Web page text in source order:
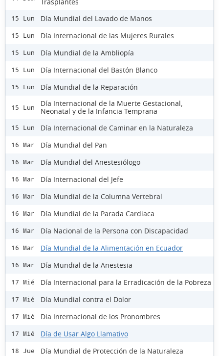
Trasplantes
15 Lun Día Mundial del Lavado de Manos
15 Lun Día Internacional de las Mujeres Rurales
15 Lun Día Mundial de la Ambliopía
15 Lun Día Internacional del Bastón Blanco
15 Lun Día Mundial de la Reparación
15 Lun
Día Internacional de la Muerte Gestacional,
Neonatal y de la Infancia Temprana
15 Lun Día Internacional de Caminar en la Naturaleza
16 Mar Día Mundial del Pan
16 Mar Día Mundial del Anestesiólogo
16 Mar Día Internacional del Jefe
16 Mar Día Mundial de la Columna Vertebral
16 Mar Día Mundial de la Parada Cardiaca
16 Mar Día Nacional de la Persona con Discapacidad
16 Mar Día Mundial de la Alimentación en Ecuador
16 Mar Día Mundial de la Anestesia
17 Mié Día Internacional para la Erradicación de la Pobreza
17 Mié Día Mundial contra el Dolor
17 Mié Dia Internacional de los Pronombres
17 Mié Día de Usar Algo Llamativo
18 Jue Día Mundial de Protección de la Naturaleza